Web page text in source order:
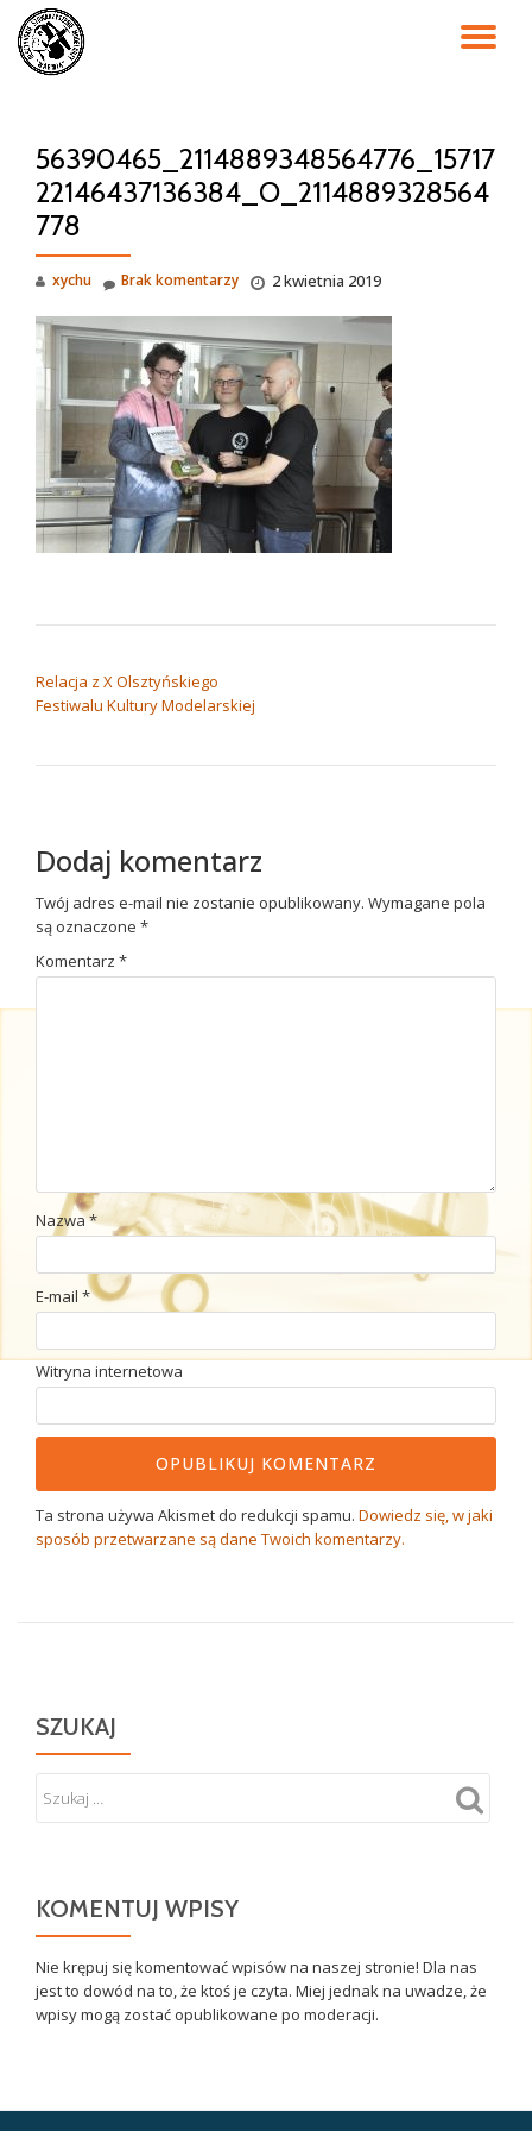
Przejdź
56390465_2114889348564776_15717
22146437136384_O_2114889328564
778
xychu 2 kwietnia 2019
Brak komentarzy
Relacja z X Olsztyńskiego
Festiwalu Kultury Modelarskiej
Dodaj komentarz
Twój adres e-mail nie zostanie opublikowany. Wymagane pola
są oznaczone *
Komentarz *
Nazwa*
E-mail *
Witryna internetowa
Ta strona używa Akismet do redukcji spamu. Dowiedz się, w jaki
sposób przetwarzane są dane Twoich komentarzy.
SZUKAJ
KOMENTUJ WPISY
Nie krępuj się komentować wpisów na naszej stronie! Dla nas
jest to dowód na to, że ktoś je czyta. Miej jednak na uwadze, że
wpisy mogą zostać opublikowane po moderacji.